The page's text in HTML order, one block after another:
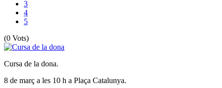
3
4
5
(0 Vots)
Cursa de la dona.
8 de març a les 10 h a Plaça Catalunya.